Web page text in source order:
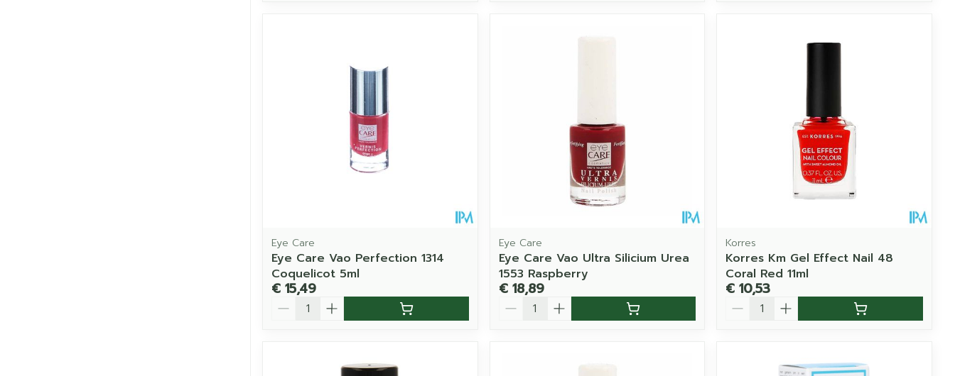
Eye Care
Eye Care Vao Perfection 1314
Coquelicot 5ml
€ 15,49
Aantal
Eye Care
Eye Care Vao Ultra Silicium Urea
1553 Raspberry
€ 18,89
Aantal
Korres
Korres Km Gel Effect Nail 48
Coral Red 11ml
€ 10,53
Aantal